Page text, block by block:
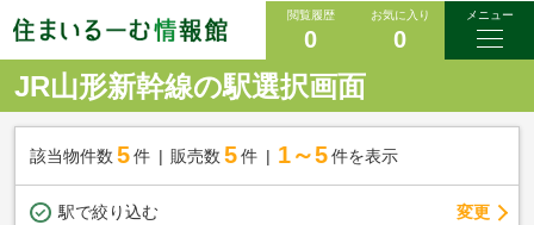
閲覧履歴
0
お気に入り
0
メニュー
JR山形新幹線の駅選択画面
該当物件数 5件 販売数 5 件 1～5 件を表示
駅で絞り込む 変更